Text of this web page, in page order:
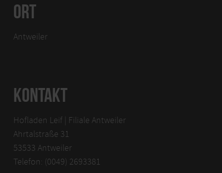
ORT
Antweiler
KONTAKT
Hofladen Leif | Filiale Antweiler
Ahrtalstraße 31
53533 Antweiler
Telefon: (0049) 2693381